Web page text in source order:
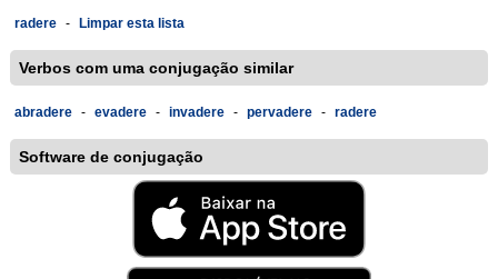
radere - Limpar esta lista
Verbos com uma conjugação similar
abradere - evadere - invadere - pervadere - radere
Software de conjugação